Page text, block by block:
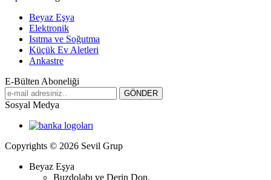
Beyaz Eşya
Elektronik
Isıtma ve Soğutma
Küçük Ev Aletleri
Ankastre
E-Bülten Aboneliği
Sosyal Medya
Copyrights © 2026 Sevil Grup
Beyaz Eşya
Buzdolabı ve Derin Don.